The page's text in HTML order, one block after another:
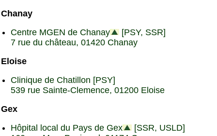
Chanay
Centre MGEN de Chanay
[PSY, SSR]
7 rue du château, 01420 Chanay
Eloise
Clinique de Chatillon [PSY]
539 rue Sainte-Clemence, 01200 Eloise
Gex
Hôpital local du Pays de Gex
[SSR, USLD]